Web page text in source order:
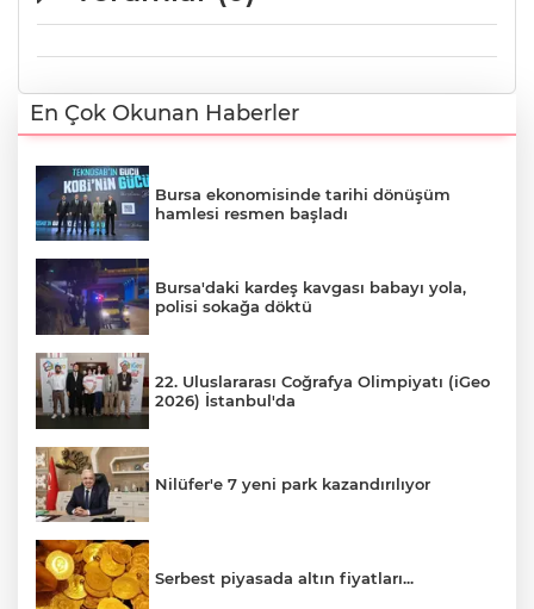
En Çok Okunan Haberler
Bursa ekonomisinde tarihi dönüşüm
hamlesi resmen başladı
Bursa'daki kardeş kavgası babayı yola,
polisi sokağa döktü
22. Uluslararası Coğrafya Olimpiyatı (iGeo
2026) İstanbul'da
Nilüfer'e 7 yeni park kazandırılıyor
Serbest piyasada altın fiyatları...